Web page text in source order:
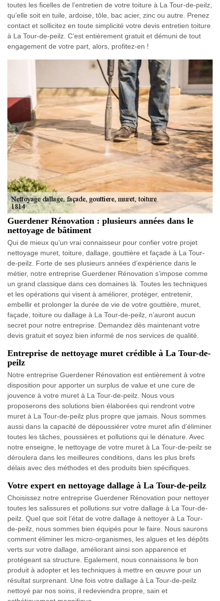
toutes les ficelles de l’entretien de votre toiture à La Tour-de-peilz,
qu’elle soit en tuile, ardoise, tôle, bac acier, zinc ou autre. Prenez
contact et sollicitez en toute simplicité votre devis entretien toiture
à La Tour-de-peilz. C’est entièrement gratuit et démuni de tout
engagement de votre part, alors, profitez-en !
Guerdener Rénovation : plusieurs années dans le
nettoyage de bâtiment
Qui de mieux qu’un vrai connaisseur pour confier votre projet
nettoyage muret, toiture, dallage, gouttière et façade à La Tour-
de-peilz. Forte de ses plusieurs années d’expérience dans le
métier, notre entreprise Guerdener Rénovation s’impose comme
un grand classique dans ces domaines là. Toutes les techniques
et les opérations qui visent à améliorer, protéger, entretenir,
embellir et prolonger la durée de vie de votre gouttière, muret,
façade, toiture ou dallage à La Tour-de-peilz, n’auront aucun
secret pour notre entreprise. Demandez dès maintenant votre
devis gratuit et soyez bien informé de nos services de qualité.
Entreprise de nettoyage muret crédible à La Tour-de-
peilz
Notre entreprise Guerdener Rénovation est entièrement à votre
disposition pour apporter un surplus de value et une cure de
jouvence à votre muret à La Tour-de-peilz. Nous vous
proposerons des solutions bien élaborées qui rendront votre
muret à La Tour-de-peilz plus propre que jamais. Nous sommes
aussi dans la capacité de dépoussiérer votre muret afin d’éliminer
toutes les tâches, poussières et pollutions qui le dénature. Avec
notre enseigne, le nettoyage de votre muret à La Tour-de-peilz se
déroulera dans les meilleures conditions, dans les plus brefs
délais avec des méthodes et des produits bien spécifiques.
Votre expert en nettoyage dallage à La Tour-de-peilz
Choisissez notre entreprise Guerdener Rénovation pour nettoyer
toutes les salissures et pollutions sur votre dallage à La Tour-de-
peilz. Quel que soit l’état de votre dallage à nettoyer à La Tour-
de-peilz, nous sommes bien équipés pour le faire. Nous saurons
comment éliminer les micro-organismes, les algues et les dépôts
verts sur votre dallage, améliorant ainsi son apparence et
protégeant sa structure. Egalement, nous connaissons le bon
produit à adopter et les techniques à mettre en œuvre pour un
résultat surprenant. Une fois votre dallage à La Tour-de-peilz
nettoyé par nos soins, il redeviendra propre, sain et